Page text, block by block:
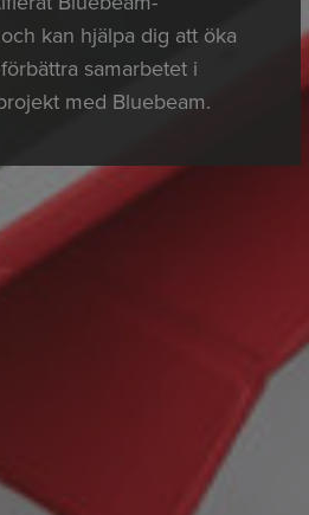
kan hjälpa dig att öka
samarbetet i
med Bluebeam.